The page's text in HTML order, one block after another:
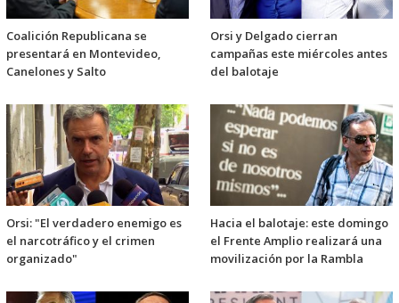
Coalición Republicana se
presentará en Montevideo,
Canelones y Salto
Orsi y Delgado cierran
campañas este miércoles antes
del balotaje
Orsi: "El verdadero enemigo es
el narcotráfico y el crimen
organizado"
Hacia el balotaje: este domingo
el Frente Amplio realizará una
movilización por la Rambla